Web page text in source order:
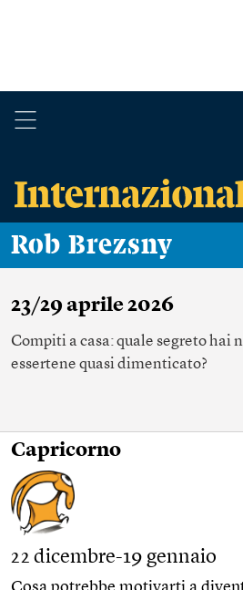
Rob Brezsny
23/29 aprile 2026
Compiti a casa: quale segreto hai
essertene quasi dimenticato?
Capricorno
22 dicembre-19 gennaio